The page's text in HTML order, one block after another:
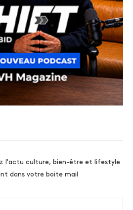
l'actu culture, bien-être et lifestyle
dans votre boite mail